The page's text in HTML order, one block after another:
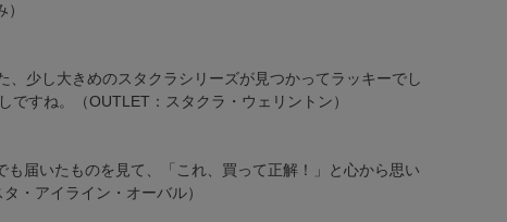
少し大きめのスタクラシリーズが見つかってラッキーでし
すね。（OUTLET：スタクラ・ウェリントン）
届いたものを見て、「これ、買って正解！」と心から思い
・アイライン・オーバル）
ンダーリム
バタフライ ティアドロップ
グリーン パープル ブルー
グレー
イト